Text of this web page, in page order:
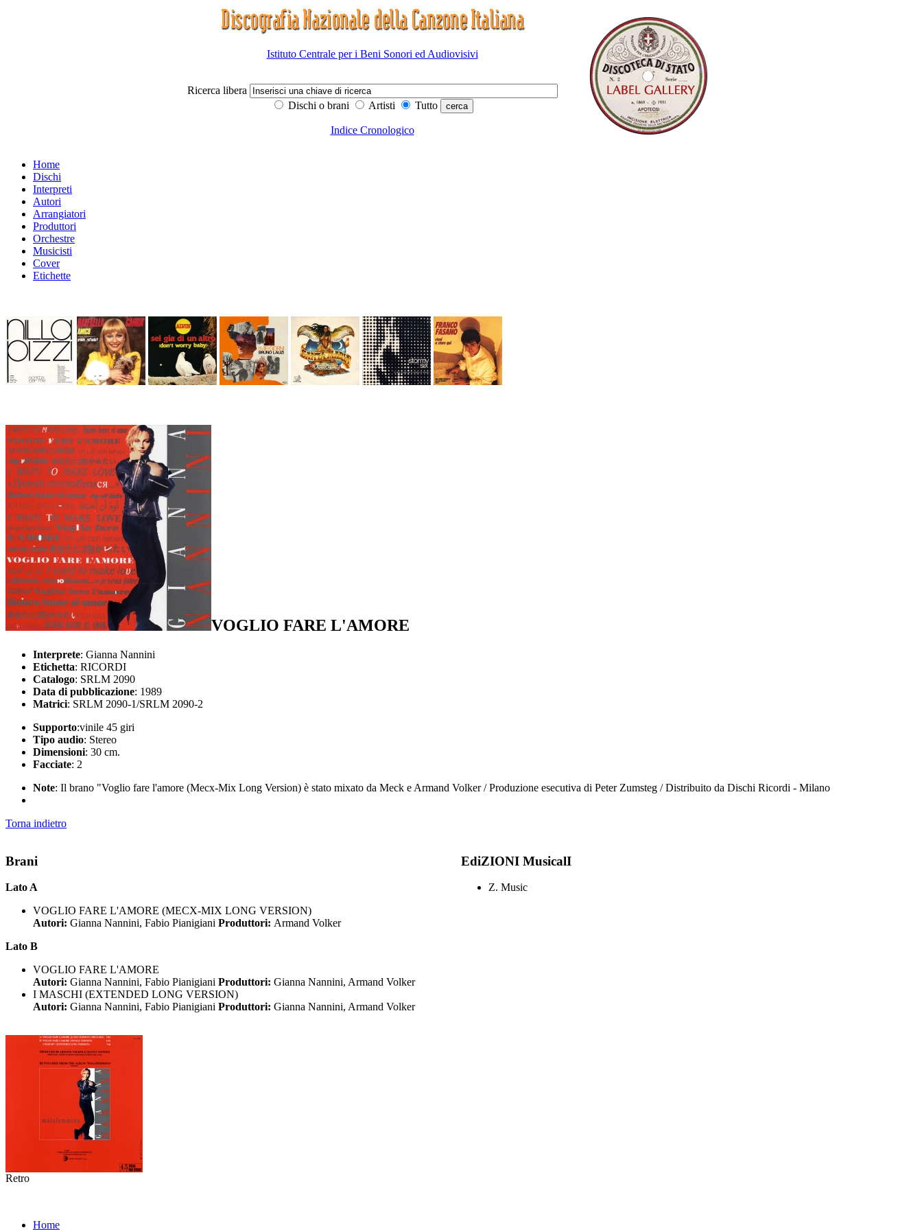
Istituto Centrale per i Beni Sonori ed Audiovisivi
Ricerca libera
Dischi o brani
Artisti Tutto
Indice Cronologico
Home
Dischi
Interpreti
Autori
Arrangiatori
Produttori
Orchestre
Musicisti
Cover
Etichette
VOGLIO FARE L'AMORE
Interprete: Gianna Nannini
Etichetta: RICORDI
Catalogo: SRLM 2090
Data di pubblicazione: 1989
Matrici: SRLM 2090-1/SRLM 2090-2
Supporto:vinile 45 giri
Tipo audio: Stereo
Dimensioni: 30 cm.
Facciate: 2
Note: Il brano "Voglio fare l'amore (Mecx-Mix Long Version) è stato mixato da Meck e Armand Volker / Produzione esecutiva di Peter Zumsteg / Distribuito da Dischi Ricordi - Milano
Torna indietro
Brani
Lato A
VOGLIO FARE L'AMORE (MECX-MIX LONG VERSION)
Autori: Gianna Nannini, Fabio Pianigiani Produttori: Armand Volker
Lato B
VOGLIO FARE L'AMORE
Autori: Gianna Nannini, Fabio Pianigiani Produttori: Gianna Nannini, Armand Volker
I MASCHI (EXTENDED LONG VERSION)
Autori: Gianna Nannini, Fabio Pianigiani Produttori: Gianna Nannini, Armand Volker
EdiZIONI MusicalI
Z. Music
Retro
Home